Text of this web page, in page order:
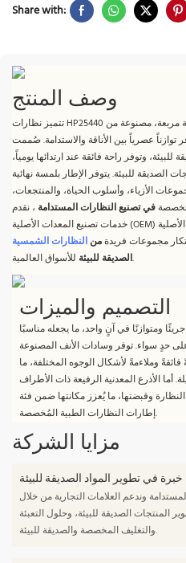
Share with:
وصف المنتج
تتميز نظارات HP25440 الشمسية بتصميم أنيق ذي زوايا دائرية مربعة، مصنوعة من
عصرياً بين الأناقة والاستدامة. صُممت
وتوفر راحة فائقة عند ارتدائها يومياً،
الصديقة للبيئة. يتوفر الإطار بلمسة نهائية
الأزياء، وأسلوب الحياة، والمنتجعات،
في تصنيع النظارات المستدامة ، نقدم
خدمات تصنيع المعدات الأصلية (OEM) وتصميم المنتجات الأصلية (ODM) المرنة،
مجموعات فريدةمنالنظارات الشمسية
الصديقة للبيئةللأسواق العالمية.
التصميم والميزات
ومتوازنًا في آنٍ واحد، ما يجعله مناسبًا
حدٍ سواء. توفر وسادات الأنف المصنوعة
وملاءمةً لأشكال الوجوه المختلفة، ما
أما الأذرع المعدنية الرفيعة ذات الأطراف
وقبضتها، ما يُعزز مكانتها ضمن فئة
إطارات النظارات الطبية المُخصصة.
مزايا الشركة
خبرة في تطوير المواد الصديقة للبيئة
وندعم العلامات التجارية من خلال
المنتجات الصديقة للبيئة، وحلول التعبئة
والتغليف المخصصة والصديقة للبيئة.